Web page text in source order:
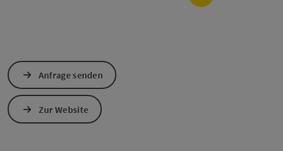
Anfrage senden
Zur Website